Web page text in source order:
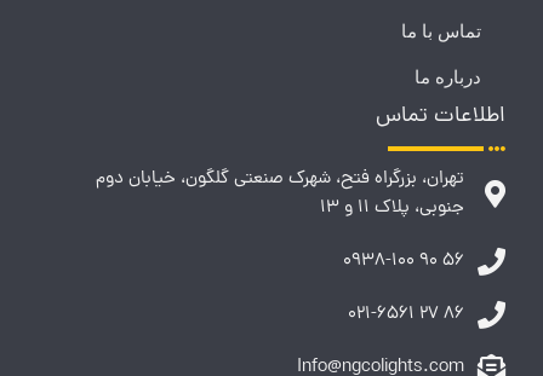
تماس با ما
درباره ما
اطلاعات تماس
تهران، بزرگراه فتح، شهرک صنعتی گلگون، خیابان دوم
جنوبی، پلاک 11 و 13
56 90 0938-100
86 27 021-6561
Info@ngcolights.com